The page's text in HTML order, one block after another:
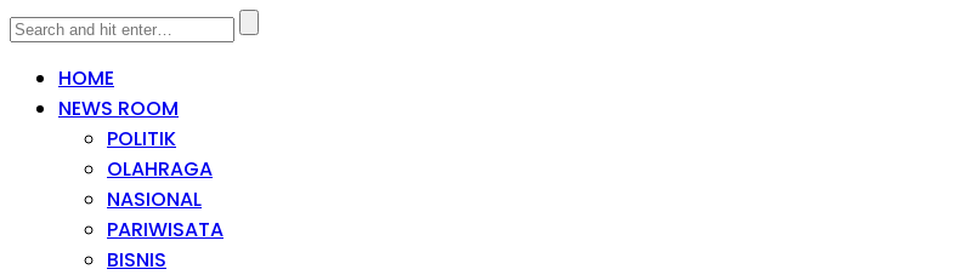
HOME
NEWS ROOM
POLITIK
OLAHRAGA
NASIONAL
PARIWISATA
BISNIS